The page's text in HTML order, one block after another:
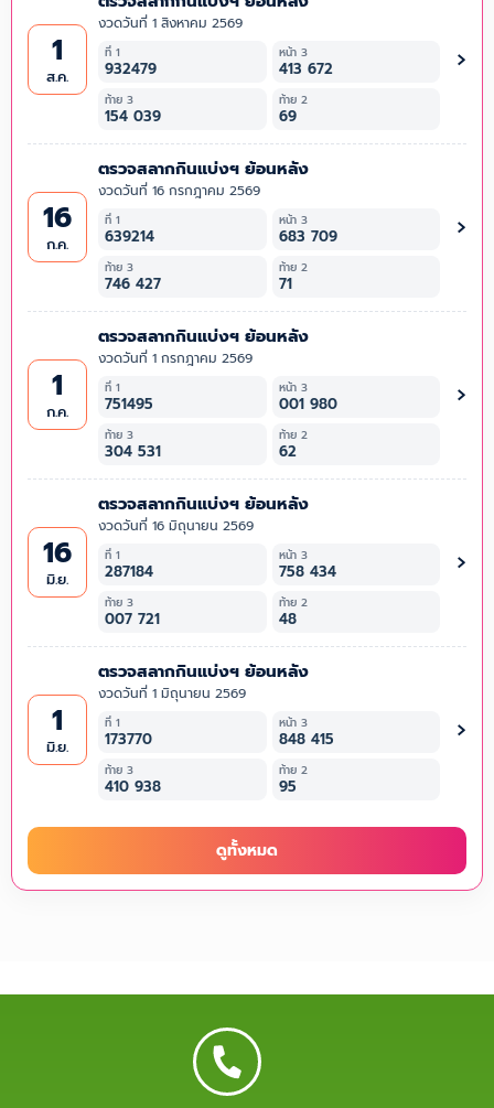
1
ส.ค.
งวดวันที่ 1 สิงหาคม 2569
ที่ 1
932479
หน้า 3
413 672
ท้าย 3
154 039
ท้าย 2
69
›
16
ก.ค.
ตรวจสลากกินแบ่งฯ ย้อนหลัง
งวดวันที่ 16 กรกฎาคม 2569
ที่ 1
639214
หน้า 3
683 709
ท้าย 3
746 427
ท้าย 2
71
›
1
ก.ค.
ตรวจสลากกินแบ่งฯ ย้อนหลัง
งวดวันที่ 1 กรกฎาคม 2569
ที่ 1
751495
หน้า 3
001 980
ท้าย 3
304 531
ท้าย 2
62
›
16
มิ.ย.
ตรวจสลากกินแบ่งฯ ย้อนหลัง
งวดวันที่ 16 มิถุนายน 2569
ที่ 1
287184
หน้า 3
758 434
ท้าย 3
007 721
ท้าย 2
48
›
1
มิ.ย.
ตรวจสลากกินแบ่งฯ ย้อนหลัง
งวดวันที่ 1 มิถุนายน 2569
ที่ 1
173770
หน้า 3
848 415
ท้าย 3
410 938
ท้าย 2
95
›
ดูทั้งหมด